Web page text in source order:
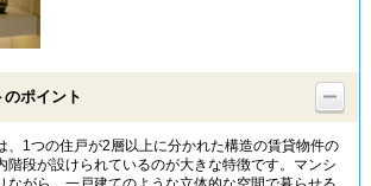
物件特集から
TOP
ポイント
、1つの住戸が2層以上に分かれた構造の賃貸物件の
階段が設けられているのが大きな特徴です。マンシ